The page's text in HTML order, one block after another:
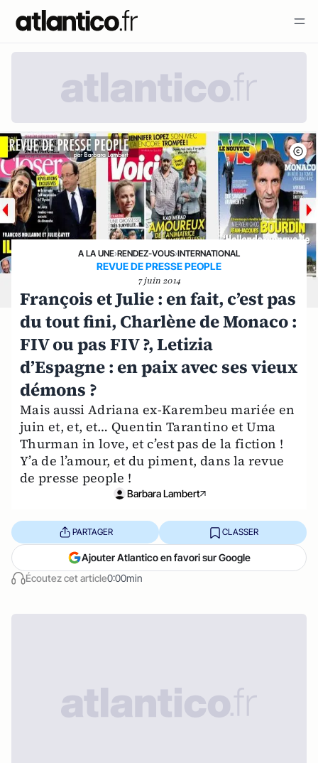
A LA UNE›RENDEZ-VOUS›INTERNATIONAL
REVUE DE PRESSE PEOPLE
7 juin 2014
François et Julie : en fait, c’est pas
du tout fini, Charlène de Monaco :
FIV ou pas FIV ?, Letizia
d’Espagne : en paix avec ses vieux
démons ?
Mais aussi Adriana ex-Karembeu mariée en
juin et, et, et… Quentin Tarantino et Uma
Thurman in love, et c’est pas de la fiction !
Y’a de l’amour, et du piment, dans la revue
de presse people !
Barbara Lambert
Écoutez cet article0:00min
PARTAGER CLASSER
Ajouter Atlantico en favori sur Google